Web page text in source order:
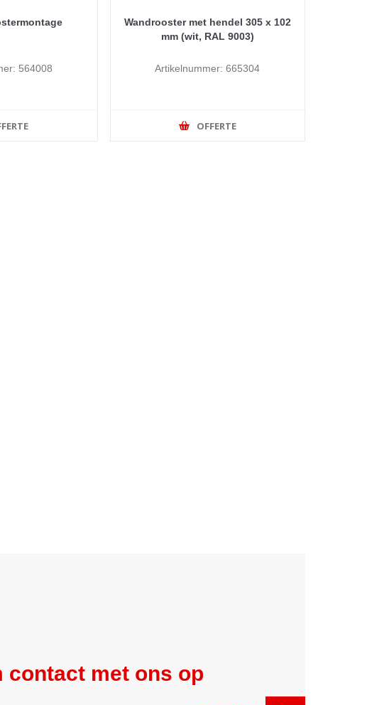
564008
Wandrooster met hendel 305 x 102
mm (wit, RAL 9003)
Artikelnummer: 665304
OFFERTE
contact met ons op